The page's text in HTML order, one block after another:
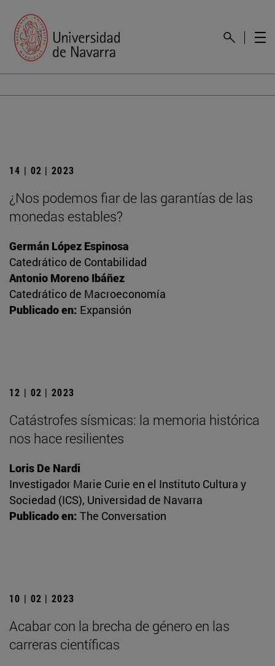
14 | 02 | 2023
¿Nos podemos fiar de las garantías de las
monedas estables?
Germán López Espinosa
Catedrático de Contabilidad
Antonio Moreno Ibáñez
Catedrático de Macroeconomía
Publicado en: Expansión
12 | 02 | 2023
Catástrofes sísmicas: la memoria histórica
nos hace resilientes
Loris De Nardi
Investigador Marie Curie en el Instituto Cultura y
Sociedad (ICS), Universidad de Navarra
Publicado en: The Conversation
10 | 02 | 2023
Acabar con la brecha de género en las
carreras científicas